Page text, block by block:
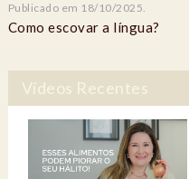
Publicado em 18/10/2025.
Como escovar a língua?
Vídeos Recentes